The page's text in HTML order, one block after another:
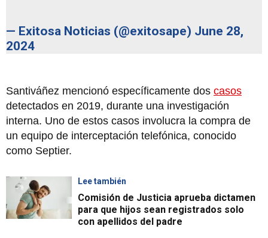
— Exitosa Noticias (@exitosape) June 28,
2024
Santiváñez mencionó específicamente dos casos
detectados en 2019, durante una investigación
interna. Uno de estos casos involucra la compra de
un equipo de interceptación telefónica, conocido
como Septier.
Lee también
Comisión de Justicia aprueba dictamen
para que hijos sean registrados solo
con apellidos del padre